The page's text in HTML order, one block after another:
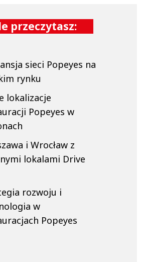
przeczytasz:
sieci Popeyes na
rynku
lokalizacje
Popeyes w
i Wrocław z
lokalami Drive
rozwoju i
w
Popeyes